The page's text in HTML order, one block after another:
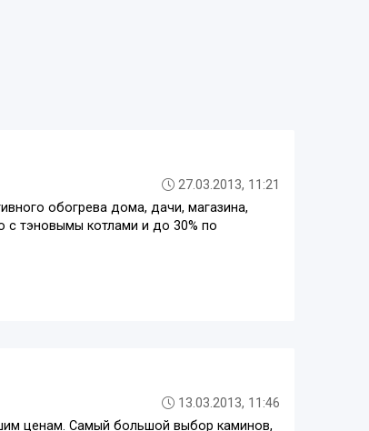
27.03.2013, 11:21
обогрева дома, дачи, магазина,
с тэновымы котлами и до 30% по
13.03.2013, 11:46
ценам. Самый большой выбор каминов,